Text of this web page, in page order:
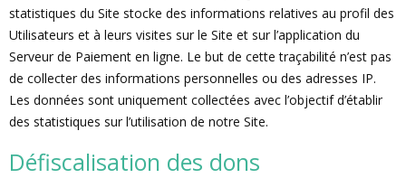
statistiques du Site stocke des informations relatives au profil des
Utilisateurs et à leurs visites sur le Site et sur l’application du
Serveur de Paiement en ligne. Le but de cette traçabilité n’est pas
de collecter des informations personnelles ou des adresses IP.
Les données sont uniquement collectées avec l’objectif d’établir
des statistiques sur l’utilisation de notre Site.
Défiscalisation des dons